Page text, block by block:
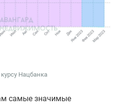
Нацбанка
самые значимые